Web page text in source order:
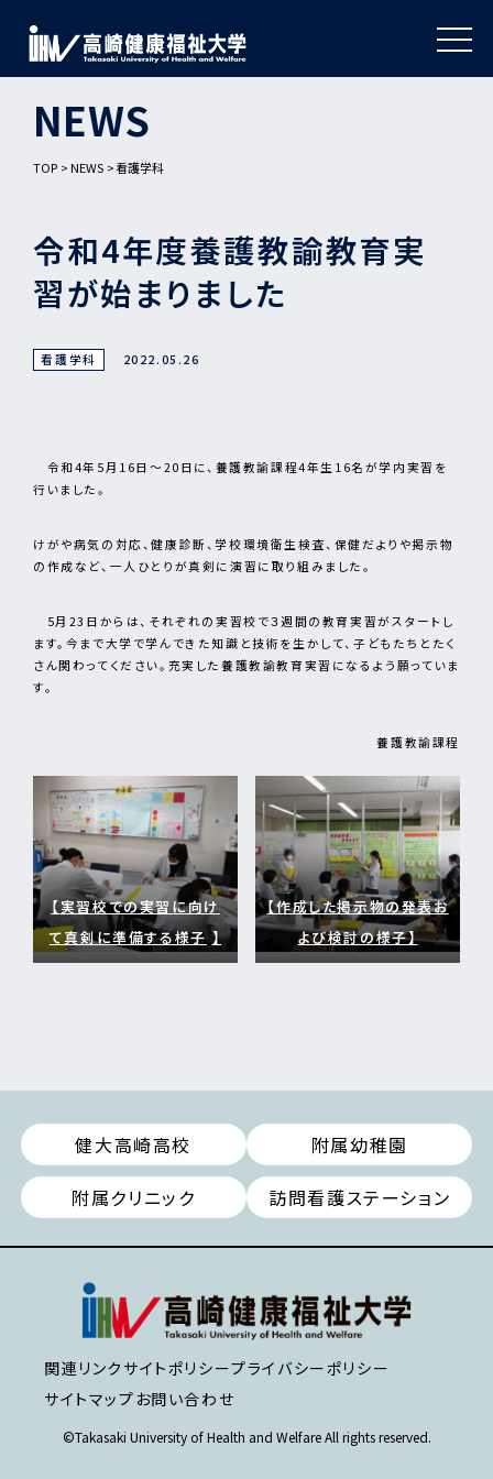
NEWS
TOP NEWS 看護学科
令和4年度養護教諭教育実
習が始まりました
看護学科 2022.05.26
令和4年5月16日〜20日に、養護教諭課程4年生16名が学内実習を
行いました。
けがや病気の対応、健康診断、学校環境衛生検査、保健だよりや掲示物
の作成など、一人ひとりが真剣に演習に取り組みました。
5月23日からは、それぞれの実習校で３週間の教育実習がスタートし
ます。今まで大学で学んできた知識と技術を生かして、子どもたちとたく
さん関わってください。充実した養護教諭教育実習になるよう願っていま
す。
養護教諭課程
【実習校での実習に向け
て真剣に準備する様子 】
【作成した掲示物の発表お
よび検討の様子】
健大高崎高校
附属幼稚園
附属クリニック
訪問看護ステーション
関連リンク サイトポリシープライバシーポリシー
サイトマップ お問い合わせ
©Takasaki University of Health and Welfare All rights reserved.